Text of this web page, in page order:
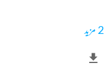
2 مزید